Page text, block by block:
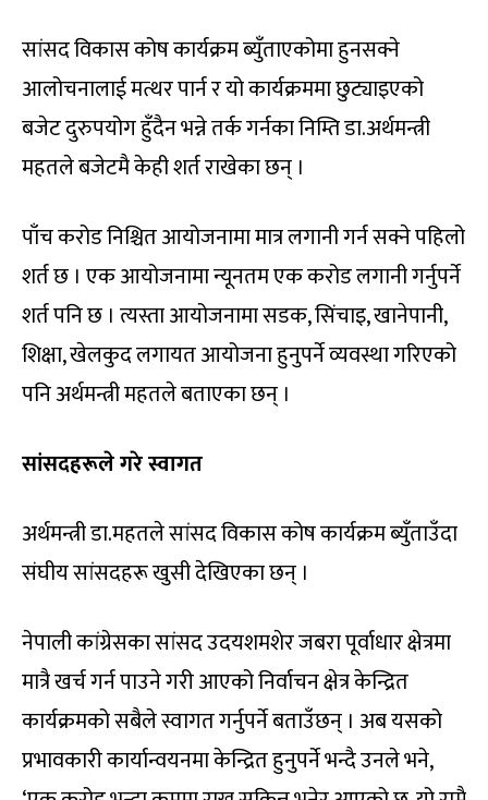
सांसद विकास कोष कार्यक्रम ब्युँताएकोमा हुनसक्ने
आलोचनालाई मत्थर पार्न र यो कार्यक्रममा छुट्याइएको
बजेट दुरुपयोग हुँदैन भन्ने तर्क गर्नका निम्ति डा.अर्थमन्त्री
महतले बजेटमै केही शर्त राखेका छन् ।
पाँच करोड निश्चित आयोजनामा मात्र लगानी गर्न सक्ने पहिलो
शर्त छ । एक आयोजनामा न्यूनतम एक करोड लगानी गर्नुपर्ने
शर्त पनि छ । त्यस्ता आयोजनामा सडक, सिंचाइ, खानेपानी,
शिक्षा, खेलकुद लगायत आयोजना हुनुपर्ने व्यवस्था गरिएको
पनि अर्थमन्त्री महतले बताएका छन् ।
सांसदहरूले गरे स्वागत
अर्थमन्त्री डा.महतले सांसद विकास कोष कार्यक्रम ब्युँताउँदा
संघीय सांसदहरू खुसी देखिएका छन् ।
नेपाली कांग्रेसका सांसद उदयशमशेर जबरा पूर्वाधार क्षेत्रमा
मात्रै खर्च गर्न पाउने गरी आएको निर्वाचन क्षेत्र केन्द्रित
कार्यक्रमको सबैले स्वागत गर्नुपर्ने बताउँछन् । अब यसको
प्रभावकारी कार्यान्वयनमा केन्द्रित हुनुपर्ने भन्दै उनले भने,